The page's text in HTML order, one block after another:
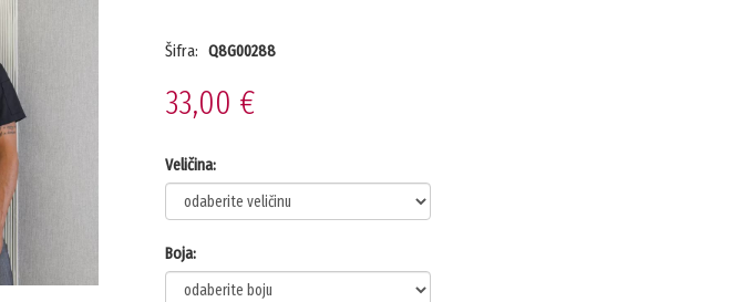
Šifra: Q8G00288
33,00 €
Veličina:
Boja: